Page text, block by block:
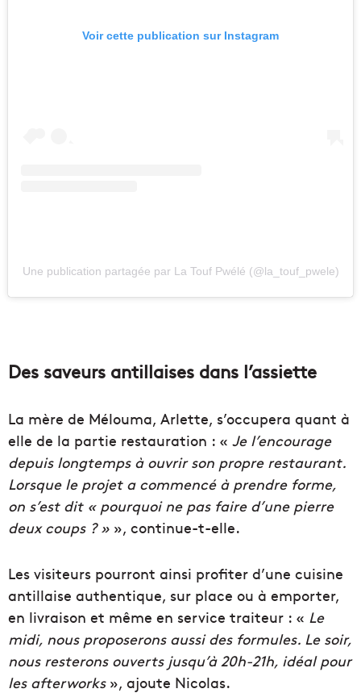
Voir cette publication sur Instagram
Une publication partagée par La Touf Pwélé (@la_touf_pwele)
Des saveurs antillaises dans l’assiette
La mère de Mélouma, Arlette, s’occupera quant à
elle de la partie restauration : « Je l’encourage
depuis longtemps à ouvrir son propre restaurant.
Lorsque le projet a commencé à prendre forme,
on s’est dit « pourquoi ne pas faire d’une pierre
deux coups ? » », continue-t-elle.
Les visiteurs pourront ainsi profiter d’une cuisine
antillaise authentique, sur place ou à emporter,
en livraison et même en service traiteur : « Le
midi, nous proposerons aussi des formules. Le soir,
nous resterons ouverts jusqu’à 20h-21h, idéal pour
les afterworks», ajoute Nicolas.